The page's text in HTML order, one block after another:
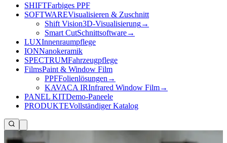
SHIFTFarbiges PPF
SOFTWAREVisualisieren & Zuschnitt
Shift Vision3D-Visualisierung→
Smart CutSchnittsoftware→
LUXInnenraumpflege
IONNanokeramik
SPECTRUMFahrzeugpflege
FilmsPaint & Window Film
PPFFolienlösungen →
KAVACA IRInfrared Window Film→
PANEL KITDemo-Paneele
PRODUKTEVollständiger Katalog